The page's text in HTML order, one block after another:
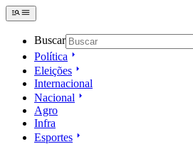
Buscar
Política
Eleições
Internacional
Nacional
Agro
Infra
Esportes